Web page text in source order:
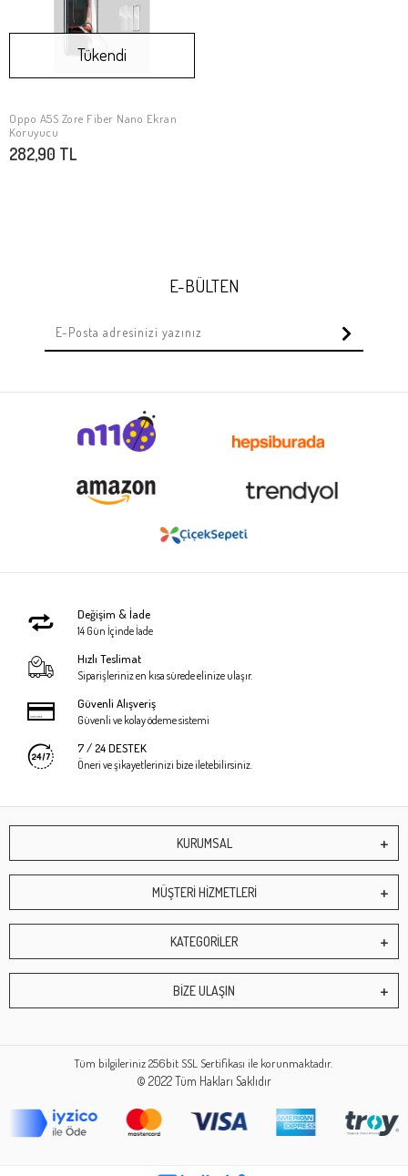
Stokta Yok
Tükendi
Oppo A5S Zore Fiber Nano Ekran
Koruyucu
282,90 TL
E-BÜLTEN
Değişim & İade
14 Gün İçinde İade
Hızlı Teslimat
Siparişleriniz en kısa sürede elinize ulaşır.
Güvenli Alışveriş
Güvenli ve kolay ödeme sistemi
7 / 24 DESTEK
Öneri ve şikayetlerinizi bize iletebilirsiniz.
KURUMSAL
MÜŞTERİ HİZMETLERİ
KATEGORİLER
BİZE ULAŞIN
Tüm bilgileriniz 256bit SSL Sertifikası ile korunmaktadır.
© 2022Tüm Hakları Saklıdır